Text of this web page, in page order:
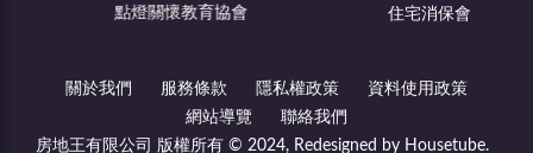
點燈關懷教育協會 住宅消保會
關於我們 服務條款 隱私權政策
資料使用政策
網站導覽
聯絡我們
房地王有限公司 版權所有 © 2024, Redesigned by Housetube.